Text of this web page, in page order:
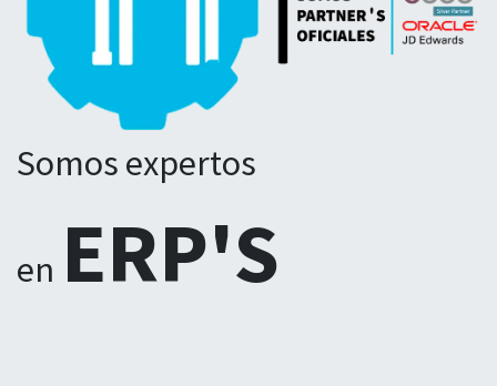
Somos expertos
en ERP'S